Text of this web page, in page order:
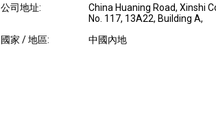
公司地址:
China Huaning Road, Xinshi
No. 117, 13A22, Building A,
國家 / 地區:
中國內地